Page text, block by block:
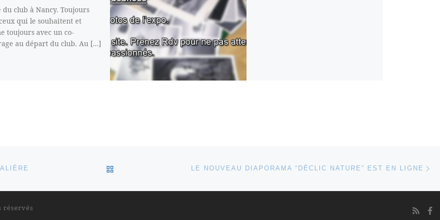
du club à Nancy. Toujours
qui le souhaitent et
toujours avec un co-
au départ du club. Au […]
RETOUR À LA LISTE DES ARTICLESLE NOUVEAU DIAPORAMA “DÉCLIC NATURE” EST EN LIGNE
réservés